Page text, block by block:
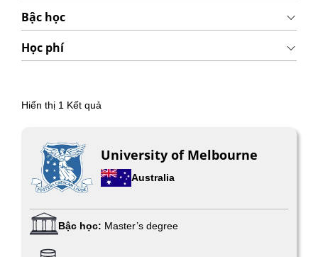
Bậc học
Học phí
Hiển thị 1 Kết quả
University of Melbourne
Australia
Bậc học: Master’s degree